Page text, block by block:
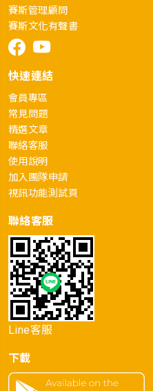
賽斯管理顧問
賽斯文化有聲書
快速連結
會員專區
常見問題
精選文章
聯絡客服
使用說明
加入團隊申請
視訊功能測試頁
聯絡客服
Line客服
下載